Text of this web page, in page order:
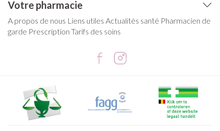
Votre pharmacie
A propos de nous Liens utiles Actualités santé Pharmacien de
garde Prescription Tarifs des soins